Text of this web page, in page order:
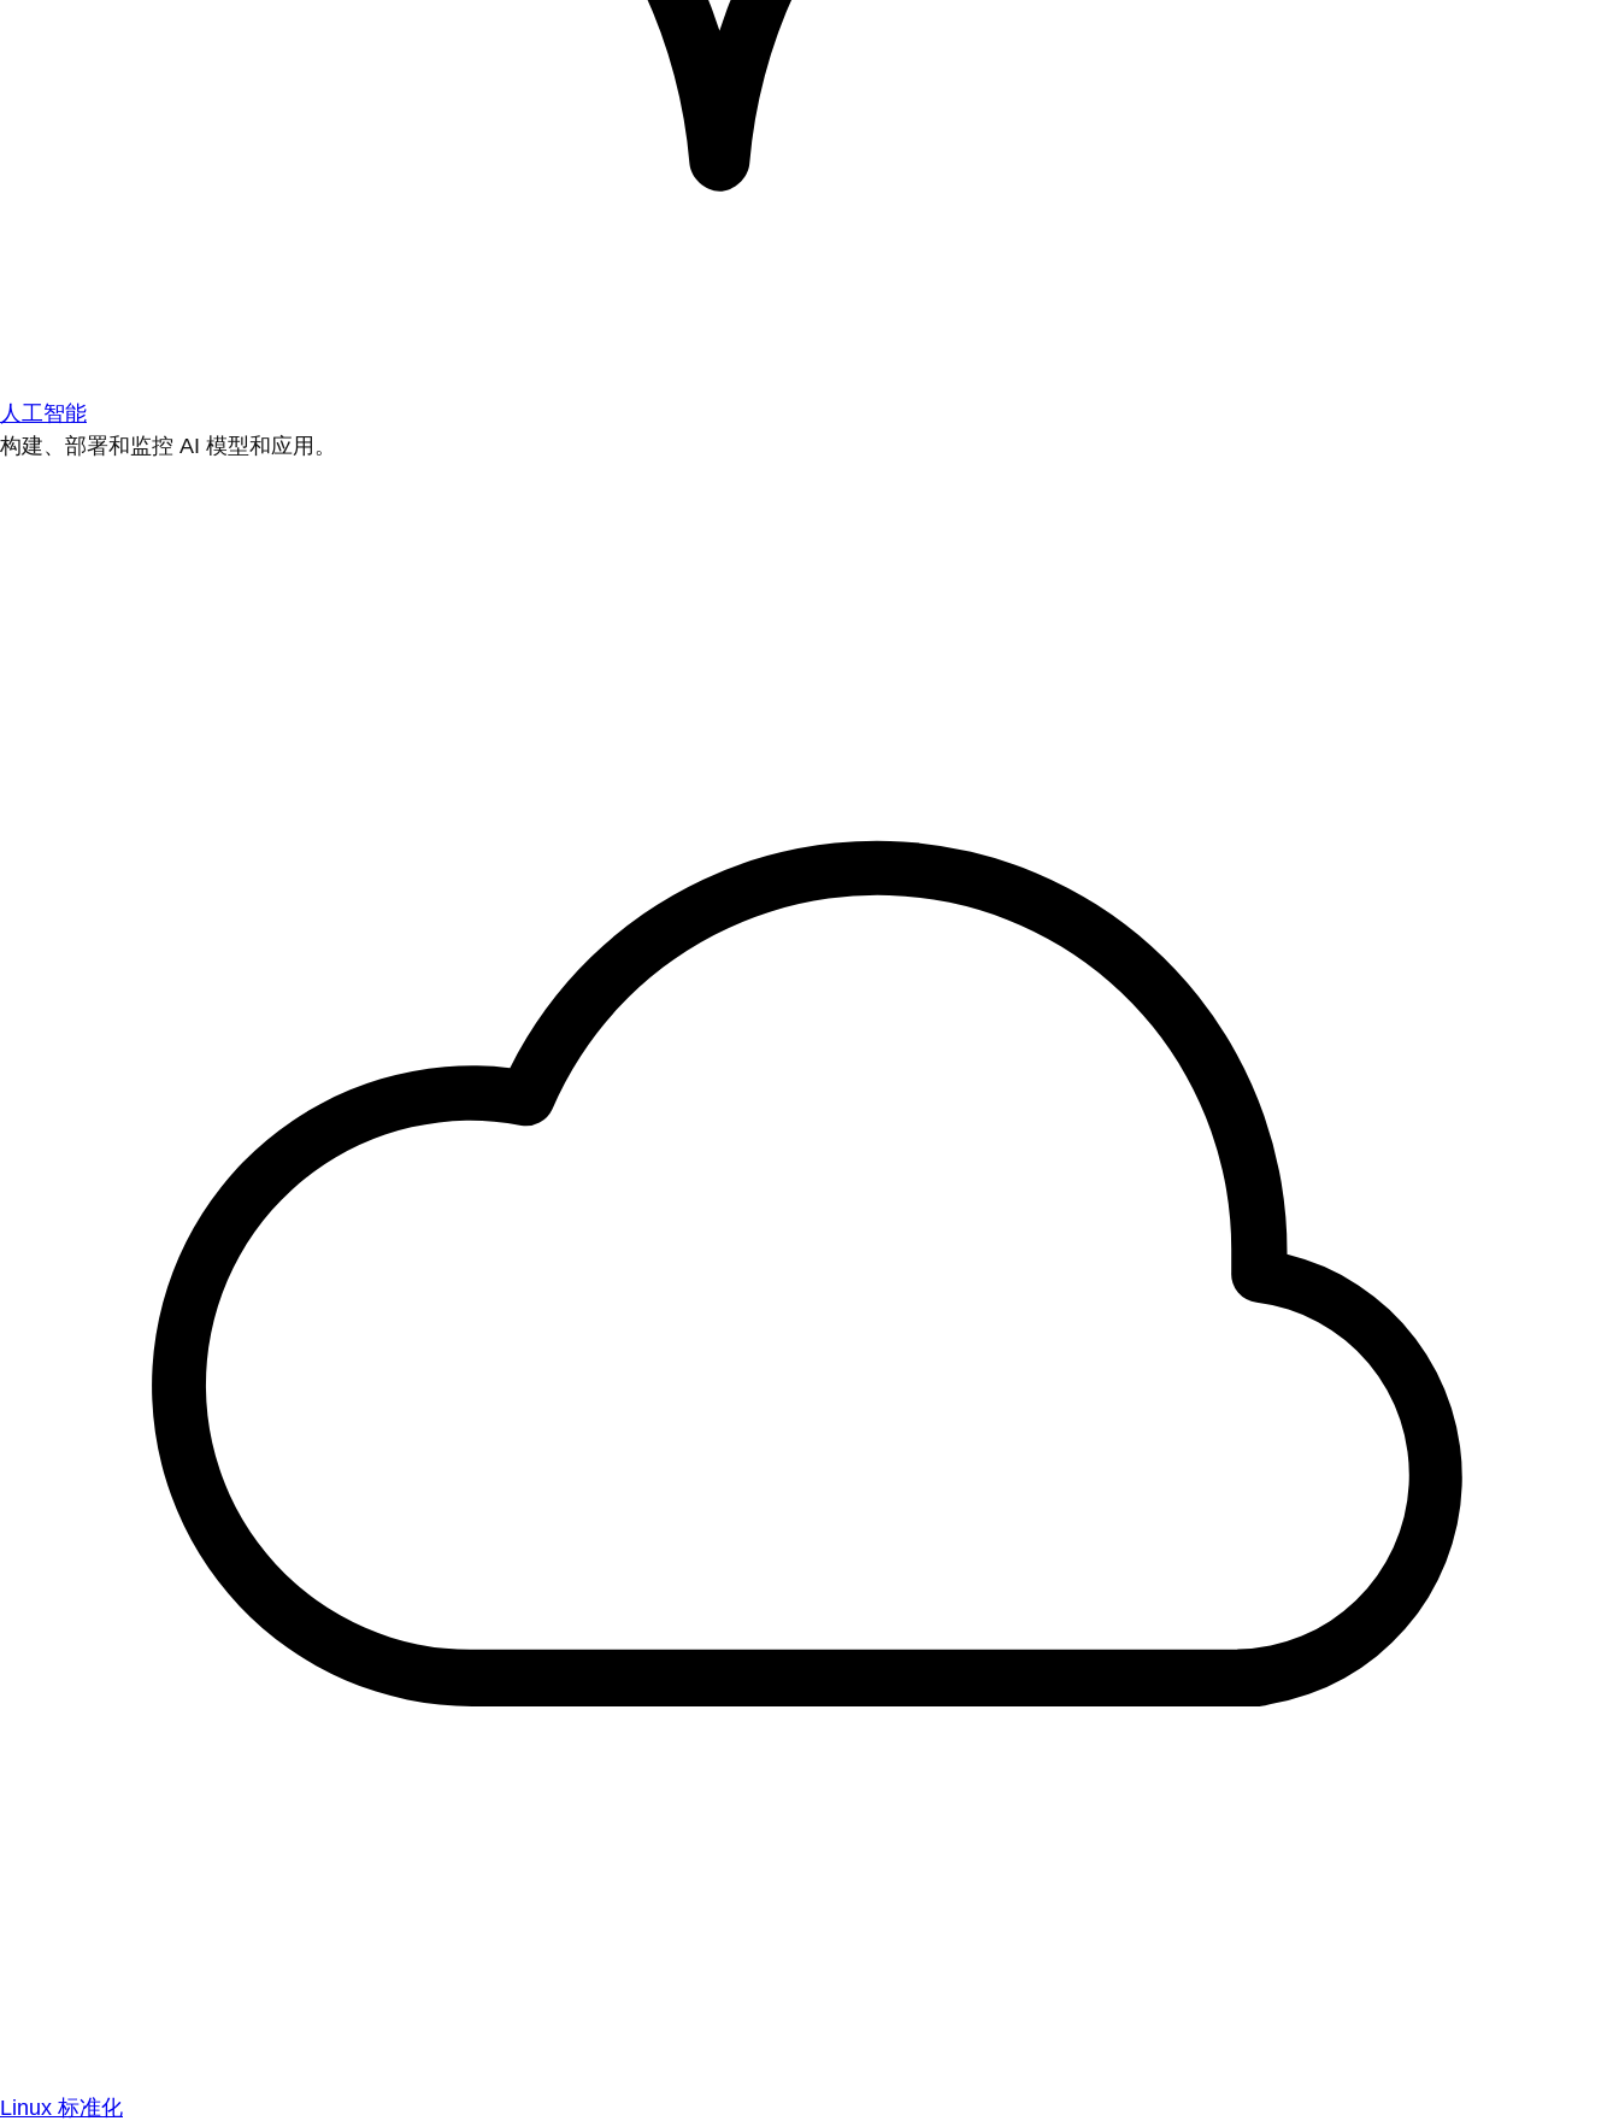
人工智能
构建、部署和监控 AI 模型和应用。
Linux 标准化